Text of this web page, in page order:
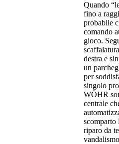
Quando
fino a
probabile
comando
gioco.
destra e
un
per
singolo
WÖHR
centrale
scomparto
riparo da